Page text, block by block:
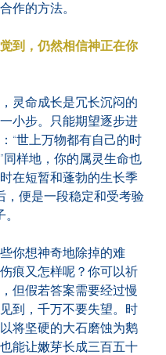
作的方法。
到，仍然相信神正在你
命成长是冗长沉闷的
小步。只能期望逐步进
“世上万物都有自己的时
同样地，你的属灵生命也
在短暂和蓬勃的生长季
，便是一段稳定和受考验
想神奇地除掉的难
痕又怎样呢？你可以祈
但假若答案需要经过慢
到，千万不要失望。时
将坚硬的大石磨蚀为鹅
能让嫩芽长成三百五十